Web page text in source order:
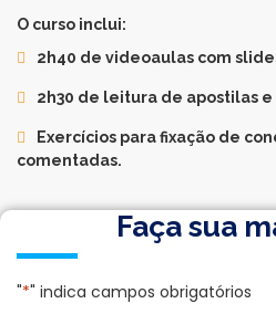
O curso inclui:
2h40 de videoaulas com
2h30 de leitura de apostilas e
Exercícios para fixação de
comentadas.
Faça sua
"*" indica campos obrigatórios